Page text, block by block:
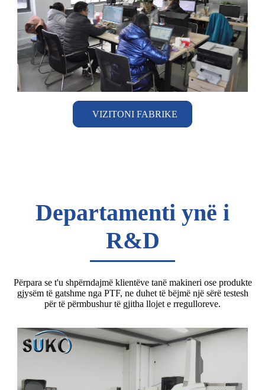
VIZITONI FABRIKE
Departamenti ynë i
R&D
Përpara se t'u shpërndajmë klientëve tanë makineri ose produkte
gjysëm të gatshme nga PTF, ne duhet të bëjmë një sërë testesh
për të përmbushur të gjitha llojet e rregulloreve.